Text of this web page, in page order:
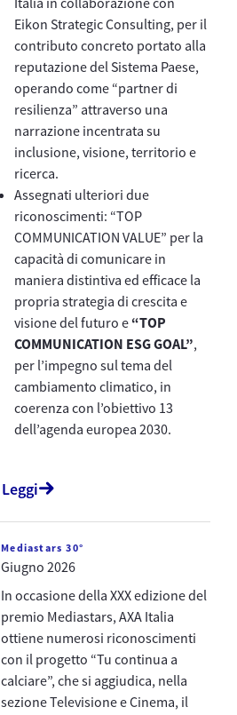
Eikon Strategic Consulting, per il
contributo concreto portato alla
reputazione del Sistema Paese,
operando come “partner di
resilienza” attraverso una
narrazione incentrata su
inclusione, visione, territorio e
ricerca.
Assegnati ulteriori due
riconoscimenti: “TOP
COMMUNICATION VALUE” per la
capacità di comunicare in
maniera distintiva ed efficace la
propria strategia di crescita e
visione del futuro e “TOP
COMMUNICATION ESG GOAL”,
per l’impegno sul tema del
cambiamento climatico, in
coerenza con l’obiettivo 13
dell’agenda europea 2030.
Leggi
Mediastars 30°
Giugno 2026
In occasione della XXX edizione del
premio Mediastars, AXA Italia
ottiene numerosi riconoscimenti
con il progetto “Tu continua a
calciare”, che si aggiudica, nella
sezione Televisione e Cinema, il